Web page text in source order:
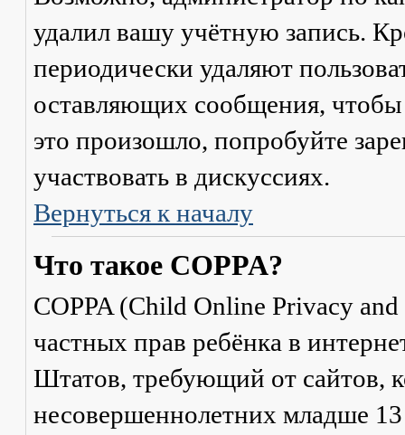
удалил вашу учётную запись.
периодически удаляют
оставляющих сообщения,
это произошло, попробуйте
участвовать в дискуссиях.
Вернуться к началу
Что такое COPPA?
COPPA (Child Online Privacy
частных прав ребёнка в
Штатов, требующий от сайтов,
несовершеннолетних младше 13